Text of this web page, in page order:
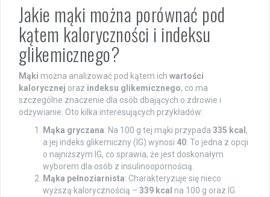
Jakie mąki można porównać pod
kątem kaloryczności i indeksu
glikemicznego?
Mąki można analizować pod kątem ich wartości
kalorycznej oraz indeksu glikemicznego, co ma
szczególne znaczenie dla osób dbających o zdrowie i
odżywianie. Oto kilka interesujących przykładów:
Mąka gryczana: Na 100 g tej mąki przypada 335 kcal ,
a jej indeks glikemiczny (IG) wynosi 40. To jedna z opcji
o najniższym IG, co sprawia, że jest doskonałym
wyborem dla osób z insulinoopornością.
Mąka pełnoziarnista: Charakteryzuje się nieco
wyższą kalorycznością – 339 kcal na 100 g oraz IG